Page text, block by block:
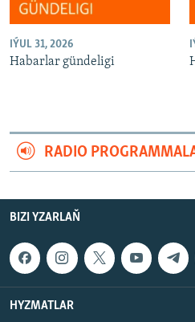
IÝUL 31, 2026
Habarlar gündeligi
RADIO
BIZI YZARLAŇ
HYZMATLAR